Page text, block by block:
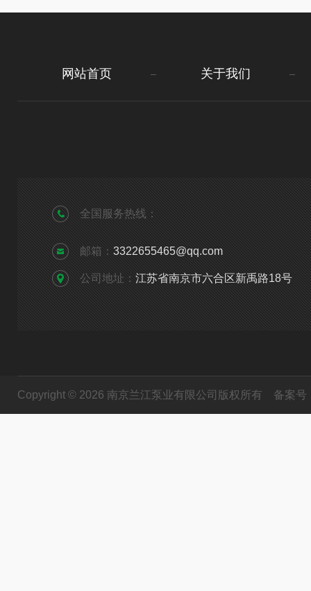
网站首页 关于我们
全国服务热线：
邮箱： 3322655465@qq.com
公司地址： 江苏省南京市六合区新禹路18号
Copyright © 2026 南京兰江泵业有限公司版权所有 备案号